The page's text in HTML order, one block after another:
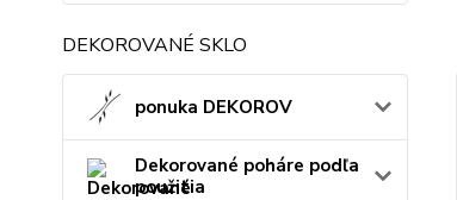
DEKOROVANÉ SKLO
ponuka DEKOROV
Dekorované poháre podľa
použitia